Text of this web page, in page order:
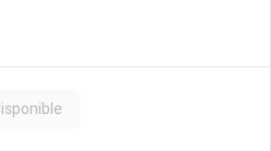
a la Rossa
parmesano acompañados de